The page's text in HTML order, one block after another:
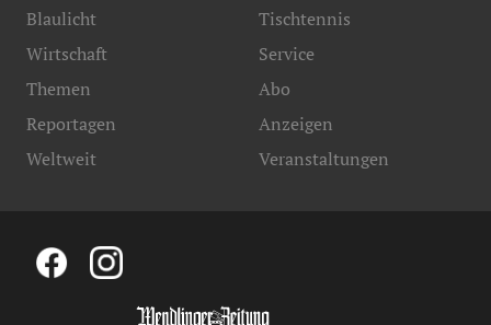
Blaulicht
Tischtennis
Wirtschaft
Themen
Reportagen
Weltweit
Service
Abo
Anzeigen
Veranstaltungen